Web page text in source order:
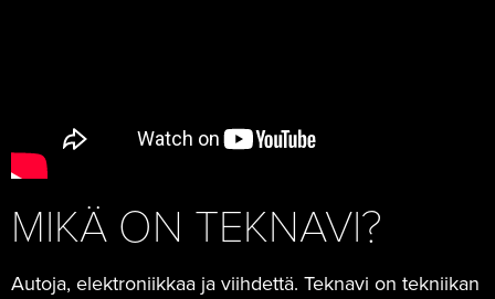
MIKÄ ON TEKNAVI?
Autoja, elektroniikkaa ja viihdettä. Teknavi on tekniikan